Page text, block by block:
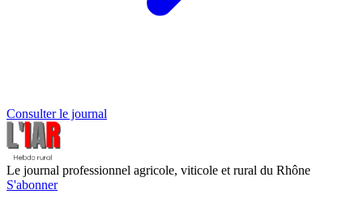
Consulter le journal
Le journal professionnel agricole, viticole et rural du Rhône
S'abonner